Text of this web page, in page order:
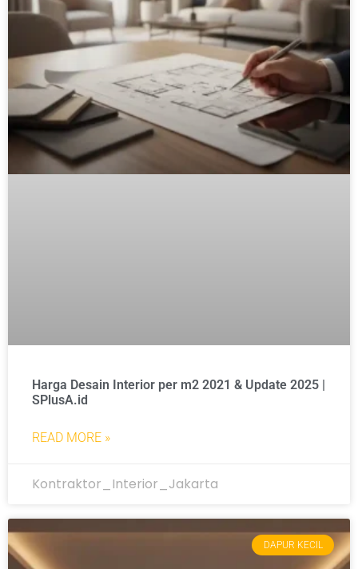
Harga Desain Interior per m2 2021 & Update 2025 |
SPlusA.id
READ MORE »
Kontraktor_Interior_Jakarta
DAPUR KECIL